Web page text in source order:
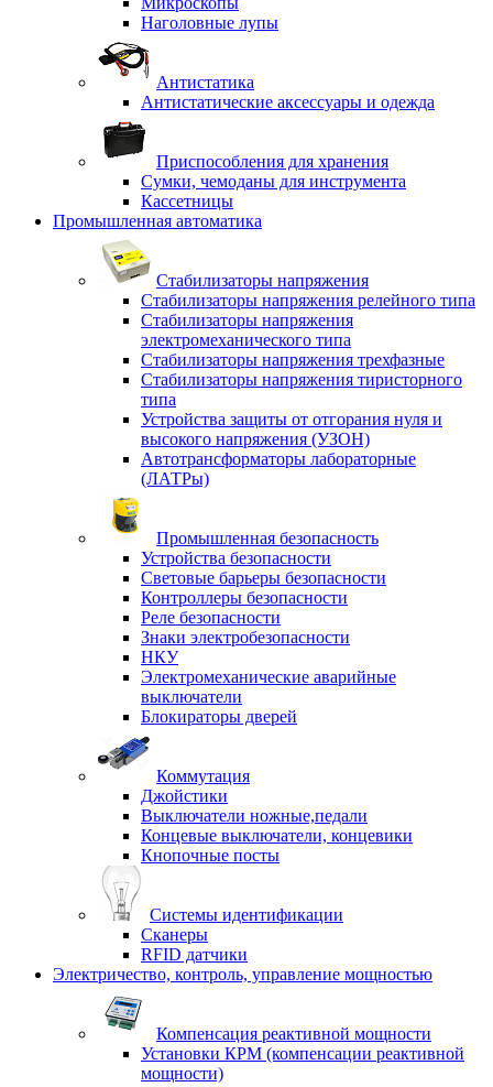
Наголовные лупы
Антистатика
Антистатические аксессуары и одежда
Приспособления для хранения
Сумки, чемоданы для инструмента
Кассетницы
Промышленная автоматика
Стабилизаторы напряжения
Стабилизаторы напряжения релейного типа
Стабилизаторы напряжения
электромеханического типа
Стабилизаторы напряжения трехфазные
Стабилизаторы напряжения тиристорного
типа
Устройства защиты от отгорания нуля и
высокого напряжения (УЗОН)
Автотрансформаторы лабораторные
(ЛАТРы)
Промышленная безопасность
Устройства безопасности
Световые барьеры безопасности
Контроллеры безопасности
Реле безопасности
Знаки электробезопасности
НКУ
Электромеханические аварийные
выключатели
Блокираторы дверей
Коммутация
Джойстики
Выключатели ножные,педали
Концевые выключатели, концевики
Кнопочные посты
Системы идентификации
Сканеры
RFID датчики
Электричество, контроль, управление мощностью
Компенсация реактивной мощности
Установки КРМ (компенсации реактивной
мощности)